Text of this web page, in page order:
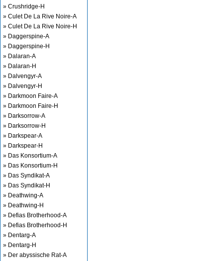
» Crushridge-H
» Culet De La Rive Noire-A
» Culet De La Rive Noire-H
» Daggerspine-A
» Daggerspine-H
» Dalaran-A
» Dalaran-H
» Dalvengyr-A
» Dalvengyr-H
» Darkmoon Faire-A
» Darkmoon Faire-H
» Darksorrow-A
» Darksorrow-H
» Darkspear-A
» Darkspear-H
» Das Konsortium-A
» Das Konsortium-H
» Das Syndikat-A
» Das Syndikat-H
» Deathwing-A
» Deathwing-H
» Defias Brotherhood-A
» Defias Brotherhood-H
» Dentarg-A
» Dentarg-H
» Der abyssische Rat-A